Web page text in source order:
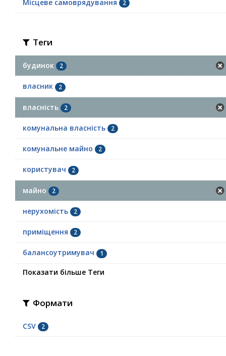
Місцеве самоврядування 2
Теги
будинок 2
власник 2
власність 2
комунальна власність 2
комунальне майно 2
користувач 2
майно 2
нерухомість 2
приміщення 2
балансоутримувач 1
Показати більше Теги
Формати
CSV 2